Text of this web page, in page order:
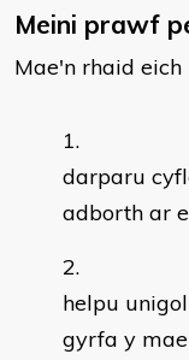
Meini prawf
Mae'n rhaid
darparu
adborth ar
helpu
gyrfa y